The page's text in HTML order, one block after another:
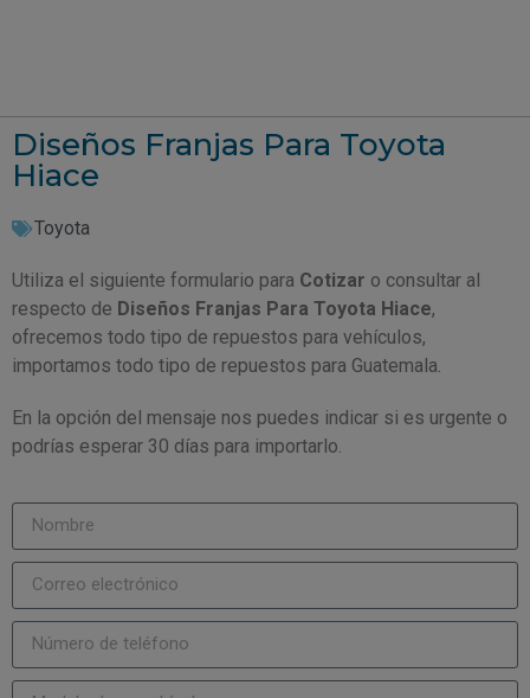
Diseños Franjas Para Toyota
Hiace
Toyota
Utiliza el siguiente formulario para Cotizar o consultar al
respecto de Diseños Franjas Para Toyota Hiace,
ofrecemos todo tipo de repuestos para vehículos,
importamos todo tipo de repuestos para Guatemala.
En la opción del mensaje nos puedes indicar si es urgente o
podrías esperar 30 días para importarlo.